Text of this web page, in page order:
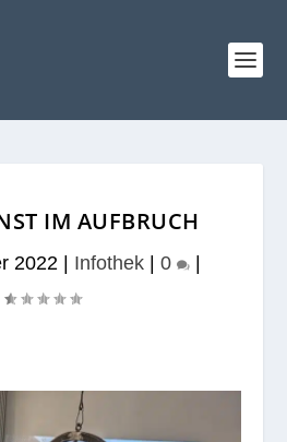
IM AUFBRUCH
2022| Infothek| 0 |